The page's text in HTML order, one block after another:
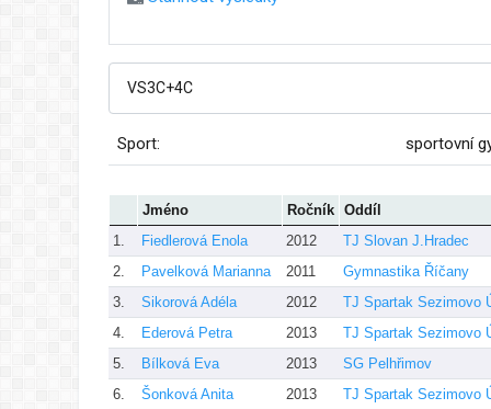
Sport: sportovní
Jméno Ročník Oddíl
1.
Fiedlerová Enola 2012
TJ Slovan J.Hradec
2.
Pavelková Marianna 2011
Gymnastika Říčany
3.
Sikorová Adéla 2012
TJ Spartak Sezimovo
4.
Ederová Petra 2013
TJ Spartak Sezimovo
5.
Bílková Eva 2013
SG Pelhřimov
6.
Šonková Anita 2013
TJ Spartak Sezimovo